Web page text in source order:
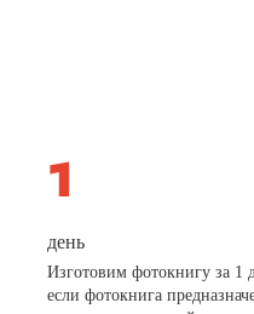
день
Изготовим фотокнигу за 1
если фотокнига